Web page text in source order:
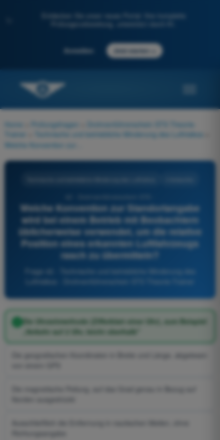
Entdecken Sie unser neues Portal: Ihre komplette
Prüfungsvorbereitung, unterstützt durch KI.
Anmelden Jetzt starten
Home Prüfungsfragen
Drohnenführerschein STS Theorie-
Trainer
Technische und betriebliche Minderung des Luftrisikos
Welche Konvention zur Standortangabe
wird bei einem Betrieb mit Beobachtern
üblicherweise verwendet, um die relative
Position eines erkannten Luftfahrzeugs
rasch zu übermitteln?
Frage 42 - Technische und betriebliche Minderung des
Die Uhrzeitmethode (Zifferblatt einer Uhr), zum Beispiel
„Verkehr auf 2 Uhr, leicht oberhalb"